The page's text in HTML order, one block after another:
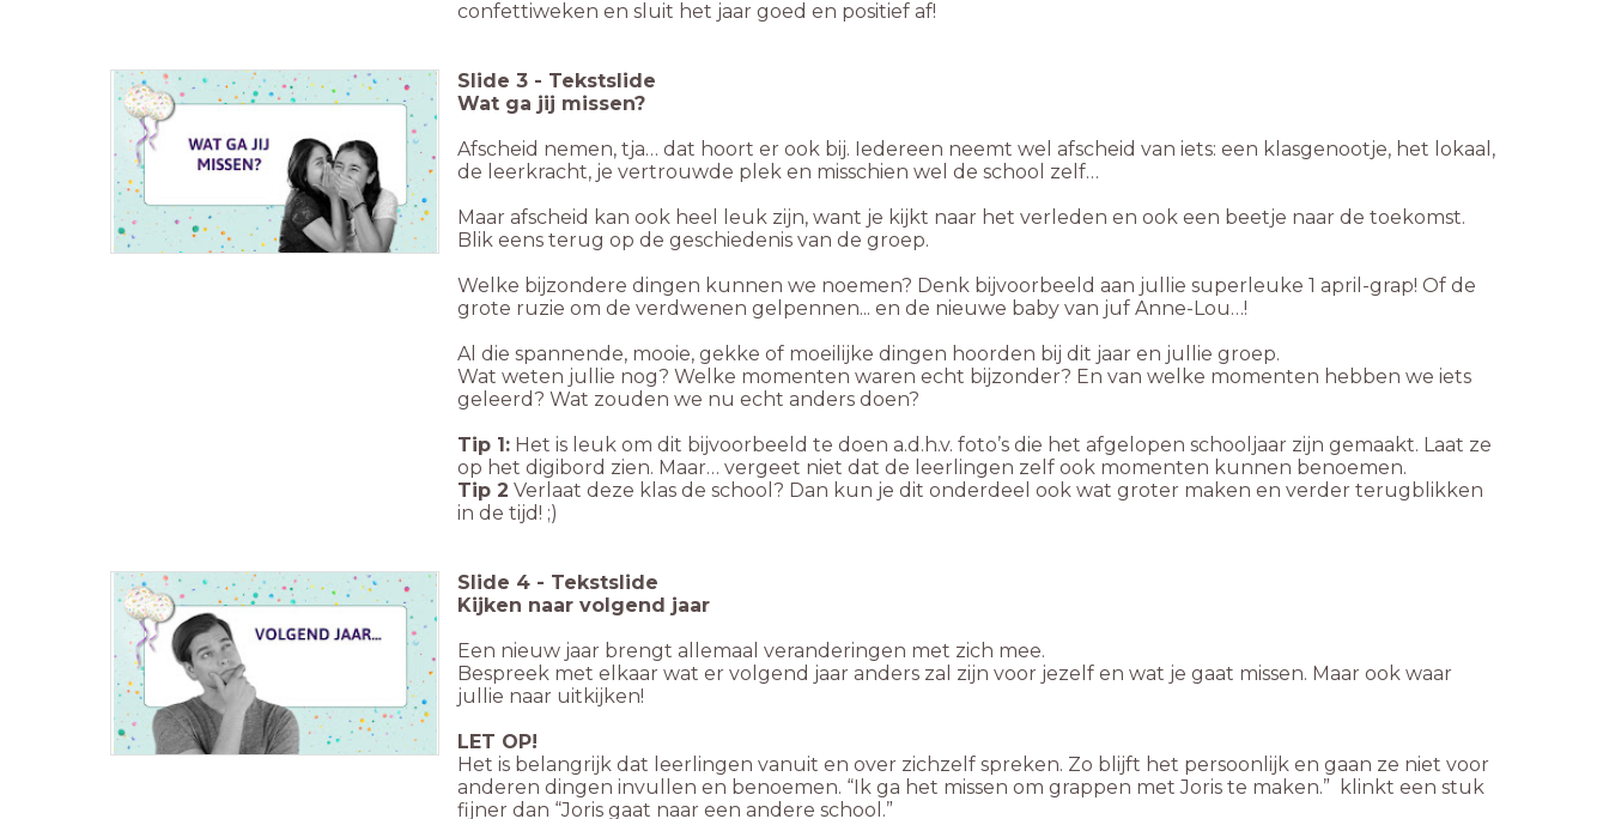
confettiweken en sluit het jaar goed en positief af!
Slide 3 - Tekstslide
Wat ga jij missen?
Afscheid nemen, tja… dat hoort er ook bij. Iedereen neemt wel afscheid van iets: een klasgenootje, het lokaal,
de leerkracht, je vertrouwde plek en misschien wel de school zelf…
Maar afscheid kan ook heel leuk zijn, want je kijkt naar het verleden en ook een beetje naar de toekomst.
Blik eens terug op de geschiedenis van de groep.
Welke bijzondere dingen kunnen we noemen? Denk bijvoorbeeld aan jullie superleuke 1 april-grap! Of de
grote ruzie om de verdwenen gelpennen... en de nieuwe baby van juf Anne-Lou…!
Al die spannende, mooie, gekke of moeilijke dingen hoorden bij dit jaar en jullie groep.
Wat weten jullie nog? Welke momenten waren echt bijzonder? En van welke momenten hebben we iets
geleerd? Wat zouden we nu echt anders doen?
Tip 1: Het is leuk om dit bijvoorbeeld te doen a.d.h.v. foto’s die het afgelopen schooljaar zijn gemaakt. Laat ze
op het digibord zien. Maar… vergeet niet dat de leerlingen zelf ook momenten kunnen benoemen.
Tip 2 Verlaat deze klas de school? Dan kun je dit onderdeel ook wat groter maken en verder terugblikken
in de tijd! ;)
Slide 4 - Tekstslide
Kijken naar volgend jaar
Een nieuw jaar brengt allemaal veranderingen met zich mee.
Bespreek met elkaar wat er volgend jaar anders zal zijn voor jezelf en wat je gaat missen. Maar ook waar
jullie naar uitkijken!
LET OP!
Het is belangrijk dat leerlingen vanuit en over zichzelf spreken. Zo blijft het persoonlijk en gaan ze niet voor
anderen dingen invullen en benoemen. “Ik ga het missen om grappen met Joris te maken.” klinkt een stuk
fijner dan “Joris gaat naar een andere school.”